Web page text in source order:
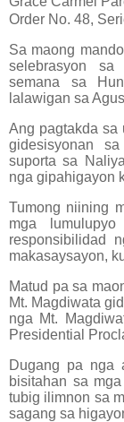
Order No. 48,
Sa maong
selebrasyon
semana sa
lalawigan sa
Ang pagtakda sa
gidesisyonan
suporta sa
nga gipahigayon
Tumong niining
mga
responsibilidad
makasaysayon,
Matud pa sa
Mt. Magdiwata
nga Mt.
Presidential
Dugang pa nga
bisitahan sa
tubig ilimnon sa
sagang sa